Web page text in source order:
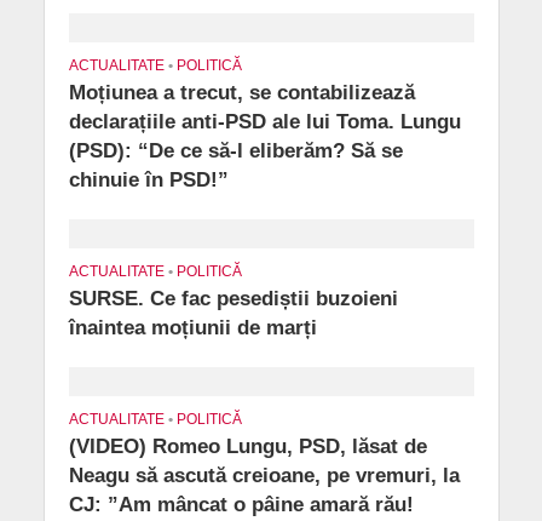
ACTUALITATE • POLITICĂ
Moțiunea a trecut, se contabilizează
declarațiile anti-PSD ale lui Toma. Lungu
(PSD): “De ce să-l eliberăm? Să se
chinuie în PSD!”
ACTUALITATE • POLITICĂ
SURSE. Ce fac pesediștii buzoieni
înaintea moțiunii de marți
ACTUALITATE • POLITICĂ
(VIDEO) Romeo Lungu, PSD, lăsat de
Neagu să ascută creioane, pe vremuri, la
CJ: ”Am mâncat o pâine amară rău!